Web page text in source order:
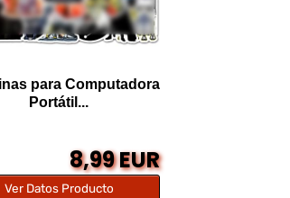
para Computadora
Portátil...
8,99 EUR
Ver Datos Producto